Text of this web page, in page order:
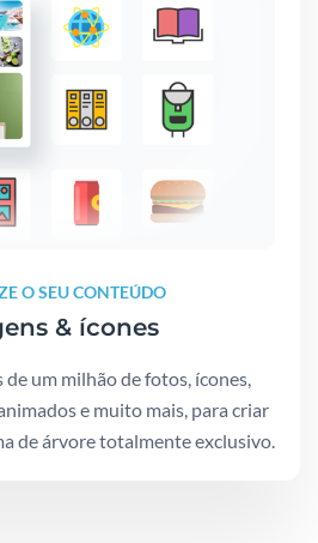
O SEU CONTEÚDO
& ícones
de um milhão de fotos, ícones,
e muito mais, para criar
de árvore totalmente exclusivo.